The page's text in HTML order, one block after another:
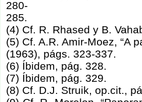
280-
285.
(4) Cf. R. Rhased y B.
(5) Cf. A.R. Amir-Moez, “A
(1963), págs. 323-337.
(6) Íbidem, pág. 328.
(7) Íbidem, pág. 329.
(8) Cf. D.J. Struik, op.cit.,